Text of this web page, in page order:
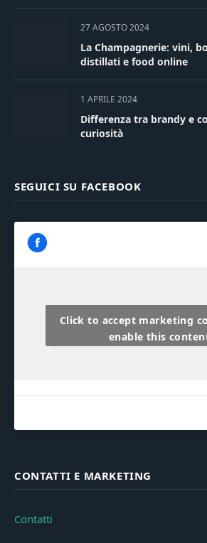
27 AGOSTO 2024
La Champagnerie: vini,
distillati e food online
1 APRILE 2024
Differenza tra brandy e
curiosità
SEGUICI SU FACEBOOK
Click to accept marketing
enable this
CONTATTI E MARKETING
Contatti